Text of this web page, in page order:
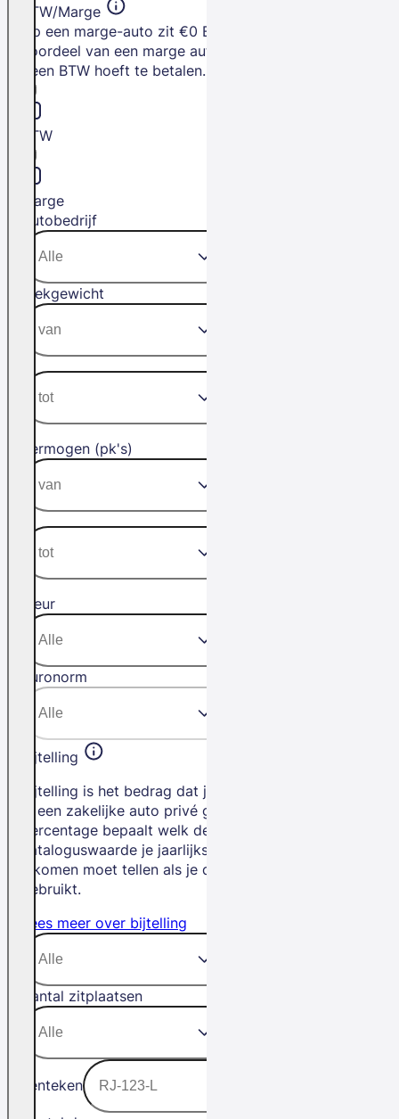
BTW/Marge
Op een marge-auto zit €0 BTW. Het
voordeel van een marge auto is dat je
geen BTW hoeft te betalen.
BTW
Marge
Autobedrijf
Trekgewicht
Vermogen (pk's)
Kleur
Euronorm
Bijtelling
Bijtelling is het bedrag dat je betaalt als
je een zakelijke auto privé gebruikt. Het
percentage bepaalt welk deel van de
cataloguswaarde je jaarlijks bij je
inkomen moet tellen als je de auto privé
gebruikt.
Lees meer over bijtelling
Aantal zitplaatsen
Kenteken